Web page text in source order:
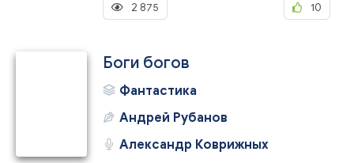
2 875 10
Боги богов
Фантастика
Андрей Рубанов
Александр Коврижных